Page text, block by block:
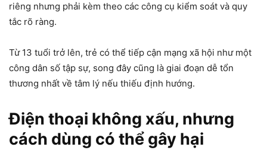
riêng nhưng phải kèm theo các công cụ kiểm soát và quy
tắc rõ ràng.
Từ 13 tuổi trở lên, trẻ có thể tiếp cận mạng xã hội như một
công dân số tập sự, song đây cũng là giai đoạn dễ tổn
thương nhất về tâm lý nếu thiếu định hướng.
Điện thoại không xấu, nhưng
cách dùng có thể gây hại